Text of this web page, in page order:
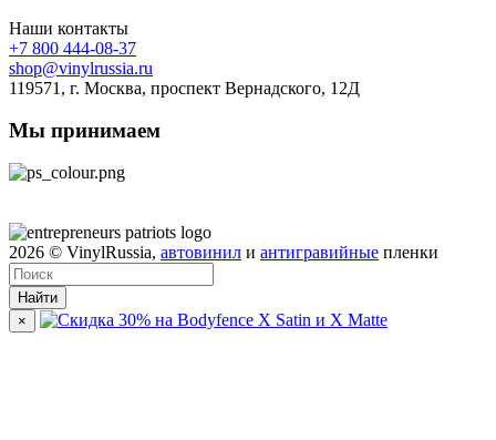
Наши контакты
+7 800 444-08-37
shop@vinylrussia.ru
119571, г. Москва, проспект Вернадского, 12Д
Мы принимаем
2026 © VinylRussia, автовинил и антигравийные пленки
Найти
×